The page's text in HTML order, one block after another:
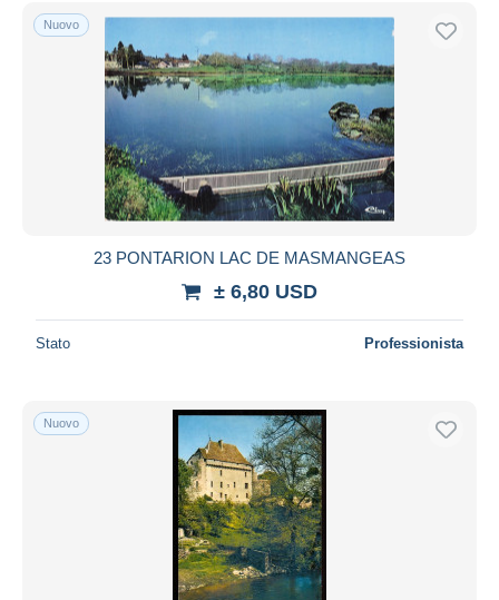
Spedizione gratuita
Metodi di pagamento
PayPal
Bonifico bancario
Visa
Mastercard
Bancontact
Residenza del venditore
Aggiorna
Nuovo
23 PONTARION LAC DE MASMANGEAS
± 6,80 USD
Stato Professionista
Nuovo